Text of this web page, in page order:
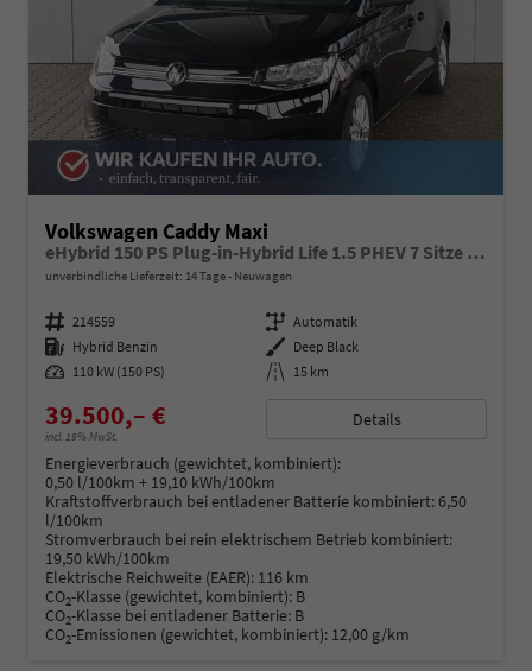
Volkswagen Caddy Maxi
eHybrid 150 PS Plug-in-Hybrid Life 1.5 PHEV 7 Sitze DSG
unverbindliche Lieferzeit: 14 Tage Neuwagen
Fahrzeugnummer 214559 Getriebe Automatik
Kraftstoff Hybrid Benzin Außenfarbe Deep Black
Leistung 110 kW (150 PS) Kilometerstand 15 km
39.500,– €
incl. 19% MwSt.
Details
Energieverbrauch (gewichtet, kombiniert):
0,50 l/100km + 19,10 kWh/100km
Kraftstoffverbrauch bei entladener Batterie kombiniert:6,50
l/100km
Stromverbrauch bei rein elektrischem Betrieb kombiniert:
19,50 kWh/100km
Elektrische Reichweite (EAER): 116 km
CO2-Klasse (gewichtet, kombiniert): B
CO2-Klasse bei entladener Batterie: B
CO2-Emissionen (gewichtet, kombiniert): 12,00 g/km